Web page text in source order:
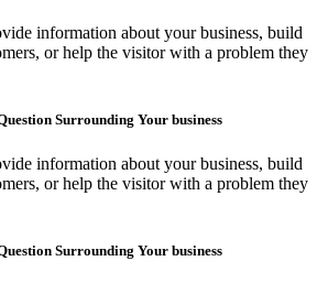
information about your business, build
or help the visitor with a problem they
Surrounding Your business
information about your business, build
or help the visitor with a problem they
Surrounding Your business